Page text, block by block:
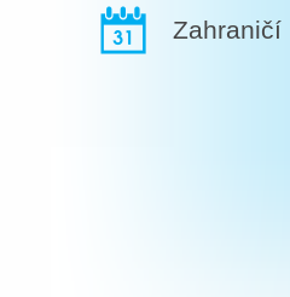
Zahraničí